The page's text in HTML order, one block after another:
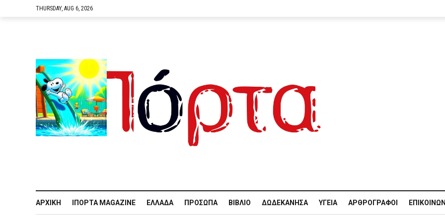
THURSDAY, AUG 6, 2026
ΑΡΧΙΚΉ IΠΌΡΤΑ MAGAZINE ΕΛΛΆΔΑ ΠΡΌΣΩΠΑ ΒΙΒΛΊΟ ΔΩΔΕΚΆΝΗΣΑ ΥΓΕΊΑ ΑΡΘΡΟΓΡΆΦΟΙ